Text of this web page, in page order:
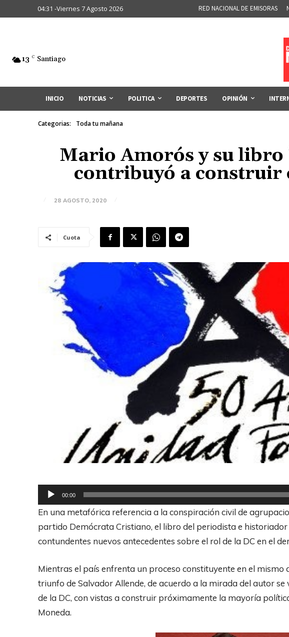
04:31 -Viernes 7 Agosto 2026 RED NACIONAL DE EMISORAS
13 C Santiago
INICIO NOTICIAS POLITICA DEPORTES OPINIÓN
Categorias: Toda tu mañana
Mario Amorós y su libro
contribuyó a construir
28 AGOSTO, 2020
Cuota
e
r
d
u
t
00:00
En una metafórica referencia a la conspiración civil de
partido Demócrata Cristiano, el libro del periodista e
contundentes nuevos antecedentes sobre el rol de la DC en el
Mientras el país enfrenta un proceso constituyente en el mismo
triunfo de Salvador Allende, de acuerdo a la mirada del autor
de la DC, con vistas a construir próximamente la mayoría
Moneda.